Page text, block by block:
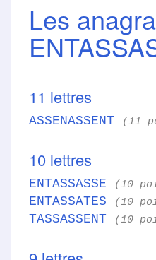
Les
11 lettres
ASSENASSENT (11
10 lettres
ENTASSASSE (10
ENTASSATES (10
TASSASSENT (10